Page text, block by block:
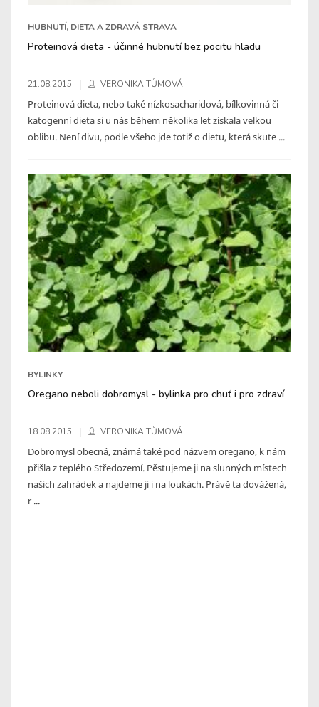
HUBNUTÍ, DIETA A ZDRAVÁ STRAVA
Proteinová dieta - účinné hubnutí bez pocitu hladu
21.08.2015 VERONIKA TŮMOVÁ
Proteinová dieta, nebo také nízkosacharidová, bílkovinná či
katogenní dieta si u nás během několika let získala velkou
oblibu. Není divu, podle všeho jde totiž o dietu, která skute ...
BYLINKY
Oregano neboli dobromysl - bylinka pro chuť i pro zdraví
18.08.2015 VERONIKA TŮMOVÁ
Dobromysl obecná, známá také pod názvem oregano, k nám
přišla z teplého Středozemí. Pěstujeme ji na slunných místech
našich zahrádek a najdeme ji i na loukách. Právě ta dovážená,
r ...